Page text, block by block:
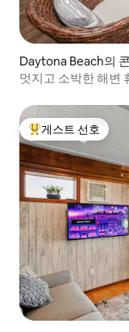
Daytona Beach의
멋지고 소박한 해변
상위 게스트 선호
게스트 선호